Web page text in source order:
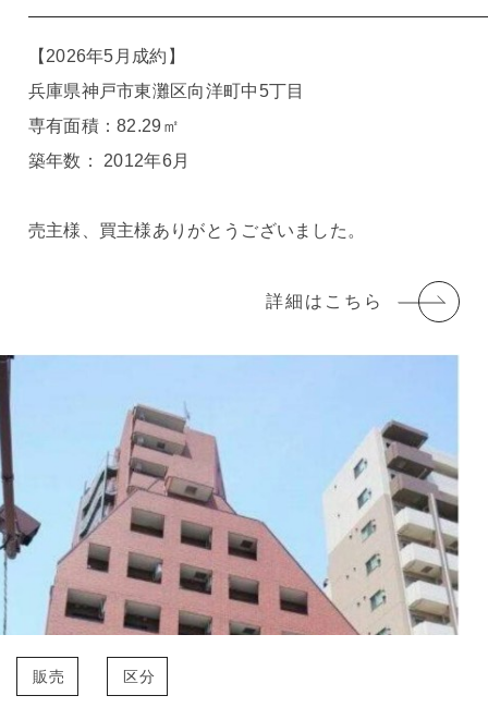
【2026年5月成約】
兵庫県神戸市東灘区向洋町中5丁目
専有面積：82.29㎡
築年数： 2012年6月
売主様、買主様ありがとうございました。
詳細はこちら
販売 区分